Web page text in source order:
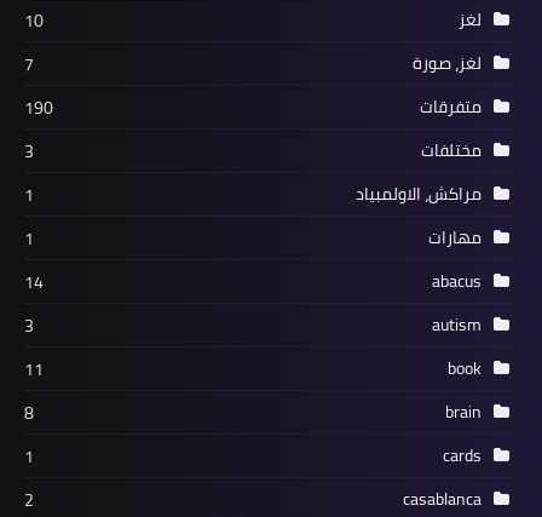
لغز
10
لغز، صورة
7
متفرقات
190
مختلفات
3
مراكش، الاولمبياد
1
مهارات
1
abacus
14
autism
3
book
11
brain
8
cards
1
casablanca
2